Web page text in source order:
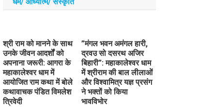
धर्म/ आध्‍यात्‍म/ संस्‍कृति
​श्री राम को मानने के साथ
उनके जीवन आदर्शों को
अपनाना जरूरी: आगरा के
महाकालेश्वर धाम में
आयोजित राम कथा में बोले
कथावाचक पंडित विमलेश
त्रिवेदी
​”मंगल भवन अमंगल हारी,
द्रवउ सो दसरथ अजिर
बिहारी”: महाकालेश्वर धाम
में श्रीराम की बाल लीलाओं
और विश्वामित्र यज्ञ प्रसंग
ने भक्तों को किया
भावविभोर